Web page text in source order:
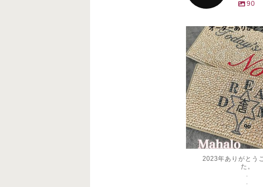
90
decojewelrymahalo
12月 31
2023年ありがとう
た。
.
.